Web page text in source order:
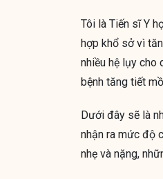
Tôi là Tiến sĩ Y
hợp khổ sở vì
nhiều hệ lụy cho
bệnh tăng tiết
Dưới đây sẽ là
nhận ra mức độ
nhẹ và nặng,